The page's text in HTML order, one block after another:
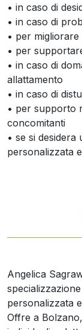
• in caso di
• in caso di
• per
• per
• in caso di
allattamento
• in caso di
• per supporto
concomitanti
• se si desidera
personalizzata
Angelica
personalizzata
Offre a